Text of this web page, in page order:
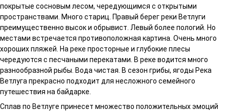
покрытые сосновым лесом, чередующимся с открытыми
пространствами. Много стариц. Правый берег реки Ветлуги
преимущественно высок и обрывист. Левый более пологий. Но
местами встречается противоположная картина. Очень много
хороших пляжей. На реке просторные и глубокие плесы
чередуются с песчаными перекатами. В реке водится много
разнообразной рыбы. Вода чистая. В сезон грибы, ягоды Река
Ветлуга прекрасно подходит для несложного семейного
путешествия на байдарке.
Сплав по Ветлуге принесет множество положительных эмоций